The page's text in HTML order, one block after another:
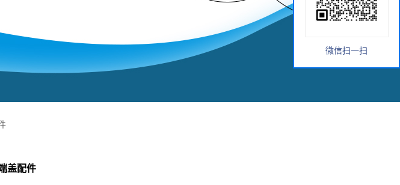
盖配件
微信扫一扫